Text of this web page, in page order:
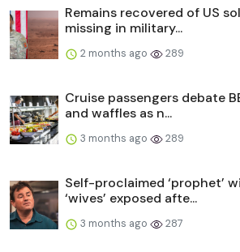
Remains recovered of US
missing in military...
2 months ago 289
Cruise passengers debate
and waffles as n...
3 months ago 289
Self-proclaimed ‘prophet’
‘wives’ exposed afte...
3 months ago 287